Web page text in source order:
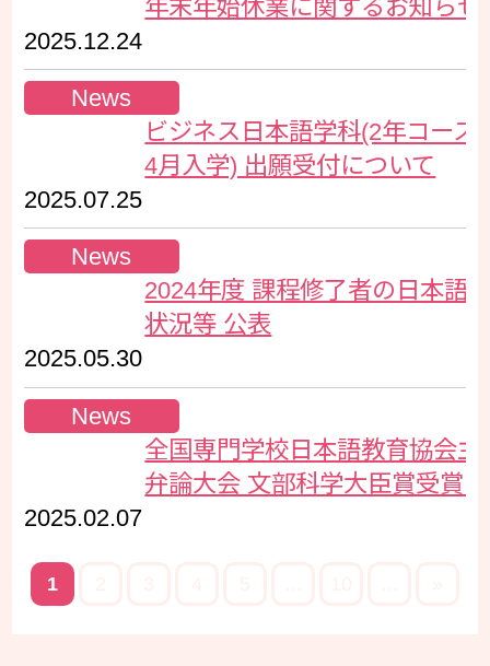
年末年始休業に関するお知らせ
2025.12.24
News
ビジネス日本語学科(2年コース
4月入学) 出願受付について
2025.07.25
News
2024年度 課程修了者の日本語
状況等 公表
2025.05.30
News
全国専門学校日本語教育協会主
弁論大会 文部科学大臣賞受賞！
2025.02.07
1